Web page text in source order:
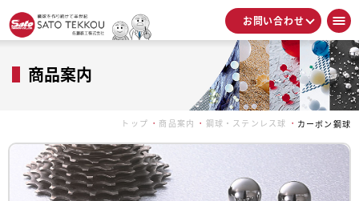
お問い合わせ
商品案内
トップ 商品案内 鋼球・ステンレス球 カーボン鋼球